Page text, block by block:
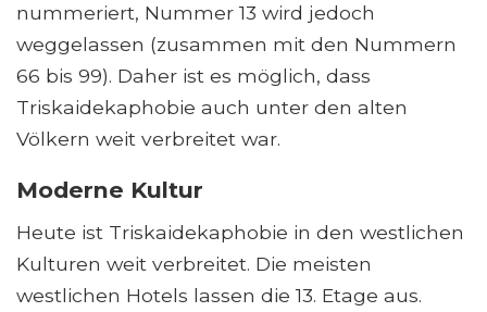
nummeriert, Nummer 13 wird jedoch
weggelassen (zusammen mit den Nummern
66 bis 99). Daher ist es möglich, dass
Triskaidekaphobie auch unter den alten
Völkern weit verbreitet war.
Moderne Kultur
Heute ist Triskaidekaphobie in den westlichen
Kulturen weit verbreitet. Die meisten
westlichen Hotels lassen die 13. Etage aus.